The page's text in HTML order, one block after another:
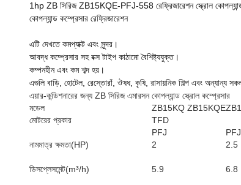
1hp ZB সিরিজ ZB15KQE-PFJ-558 রেফ্রিজারেশন স্ক্রোল
কোপল্যান্ড কম্প্রেসার রেফ্রিজারেশন
এটি দেখতে কমপ্যাক্ট এবং সুন্দর।
আবদ্ধ কম্প্রেসার সহ বক্স টাইপ কাঠামো বৈশিষ্ট্যযুক্ত।
কম্পনহীন এবং কম শব্দ হয়।
এগুলি বাড়ি, হোটেল, রেস্তোরাঁ, ঔষধ, কৃষি, রাসায়নিক শিল্প এবং অন্যান্য
এয়ার-কন্ডিশনারের জন্য ZB সিরিজ এমারসন কোপল্যান্ড স্ক্রোল কম্প্রেসার
মডেল
ZB15KQ ZB15KQE
মোটরের প্রকার
TFD
PFJ
PFJ
নামমাত্র ক্ষমতা(HP)
2 2.5
ডিসপ্লেসমেন্ট(m³/h) 5.9 6.8